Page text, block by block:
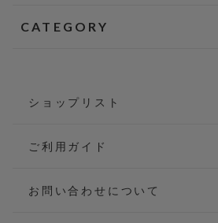
CATEGORY
ショップリスト
ご利用ガイド
お問い合わせについて